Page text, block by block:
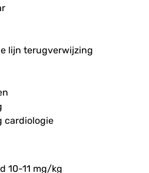
lijn terugverwijzing
cardiologie
10-11 mg/kg